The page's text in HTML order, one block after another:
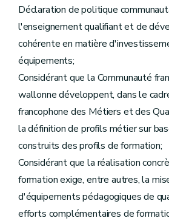
Déclaration de politique
l'enseignement qualifiant et de
cohérente en matière
équipements;
Considérant que la Communauté
wallonne développent, dans le
francophone des Métiers et des
la définition de profils métier sur
construits des profils de formation;
Considérant que la réalisation
formation exige, entre autres, la
d'équipements pédagogiques de
efforts complémentaires de